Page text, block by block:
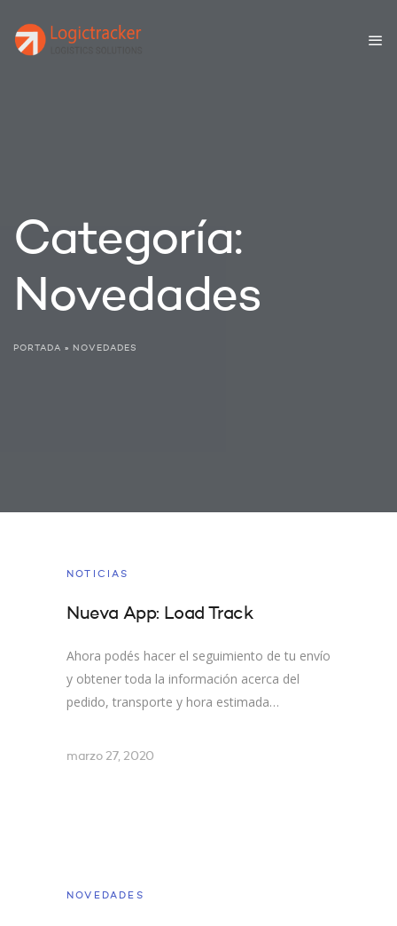
Categoría:
Novedades
PORTADA » NOVEDADES
NOTICIAS
Nueva App: Load Track
Ahora podés hacer el seguimiento de tu envío
y obtener toda la información acerca del
pedido, transporte y hora estimada…
marzo 27, 2020
NOVEDADES